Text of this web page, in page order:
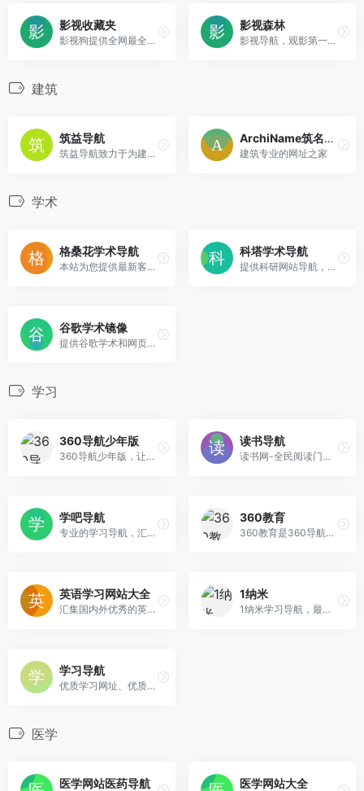
影视收藏夹
影视狗提供全网最全的影视资源，在线影视、影视下载、影视APP、电视盒子资源、动漫资源等一网打尽。
影视森林
影视导航，观影第一站。
建筑
筑益导航
筑益导航致力于为建筑人做最有用的建筑导航
ArchiName筑名导航
建筑专业的网址之家
学术
格桑花学术导航
本站为您提供最新客用的谷歌学术网址，sci-hub网址，谷歌镜像网址，欢迎收藏本站。
科塔学术导航
提供科研网站导航，网址库等服务
谷歌学术镜像
提供谷歌学术和网页搜索的镜像网站导航,并自动检测和更新可以访问的谷歌镜像网址。
学习
360导航少年版
360导航少年版，让家长放心，对孩子有用，为青少年提供常用网址、有趣的知识问答、有营养的视频、适合孩子的书单、影视节目等丰富且适合青少年的内容服务，搭建健康的青少年网络环境，让孩子的上网变得安全、简单。孩子上网，从360导航少年版开始。
读书导航
读书网-全民阅读门户，专业中文图书搜索引擎,在线读书,提供各类免费电子书及图书导购服务
学吧导航
专业的学习导航，汇集国内外优质学习平台网站。
360教育
360教育是360导航旗下教育网站
英语学习网站大全
汇集国内外优秀的英语学习网站，是广大外语爱好者学习导航。
1纳米
1纳米学习导航，最专业的学习网站导航。
学习导航
优质学习网址、优质学习资源分享。
医学
医学网站医药导航 医学网站大全